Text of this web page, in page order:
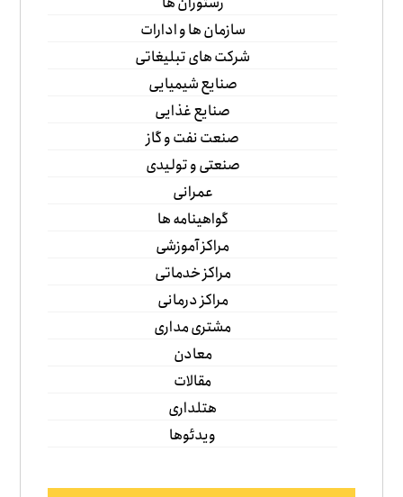
سازمان ها و ادارات
شرکت های تبلیغاتی
صنایع شیمیایی
صنایع غذایی
صنعت نفت و گاز
صنعتی و تولیدی
عمرانی
گواهینامه ها
مراکز آموزشی
مراکز خدماتی
مراکز درمانی
مشتری مداری
معادن
مقالات
هتلداری
ویدئوها